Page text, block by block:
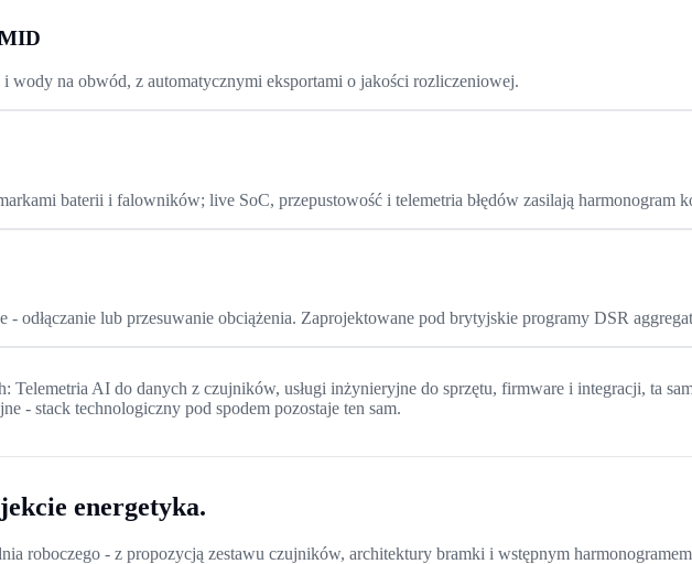
wody na obwód, z automatycznymi eksportami o jakości rozliczeniowej.
baterii i falowników; live SoC, przepustowość i telemetria błędów zasilają harmonogram
- odłączanie lub przesuwanie obciążenia. Zaprojektowane pod brytyjskie programy DSR
Telemetria AI do danych z czujników, usługi inżynieryjne do sprzętu, firmware i integracji, ta
- stack technologiczny pod spodem pozostaje ten sam.
energetyka.
roboczego - z propozycją zestawu czujników, architektury bramki i wstępnym